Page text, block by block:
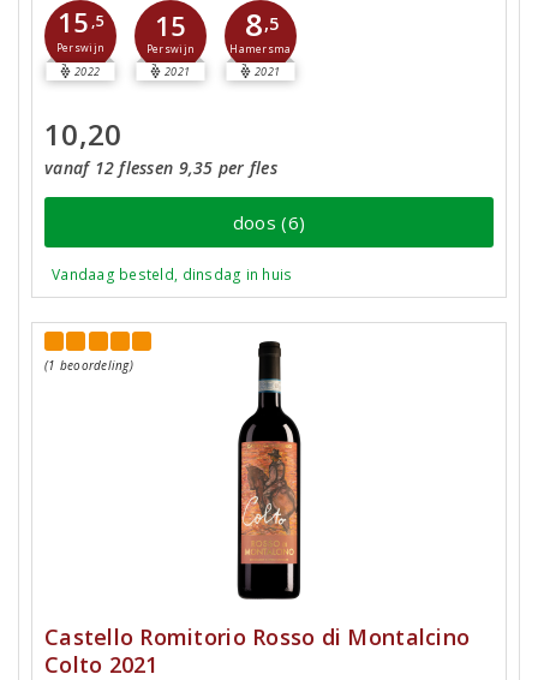
15 ,5
Perswijn
2022
15
Perswijn
2021
8,5
Hamersma
2021
10,20
vanaf 12 flessen 9,35 per fles
doos (6)
Vandaag besteld, dinsdag in huis
(1 beoordeling)
Castello Romitorio Rosso di Montalcino
Colto 2021